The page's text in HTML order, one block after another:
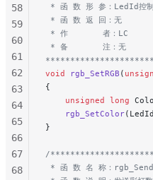
* 函 数 形 参：LedId控
* 函 数 返 回：无
* 作       者：LC
* 备       注：无
void rgb_SetRGB (
{
    unsigned
long
    rgb_SetColor
}
/
* 函 数 名 称：
58
59
60
61
62
63
64
65
66
67
68